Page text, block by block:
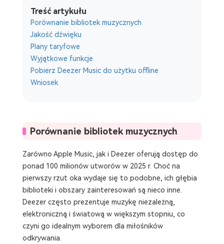
Treść artykułu
Porównanie bibliotek muzycznych
Jakość dźwięku
Plany taryfowe
Wyjątkowe funkcje
Pobierz Deezer Music do użytku offline
Wniosek
Porównanie bibliotek muzycznych
Zarówno Apple Music, jak i Deezer oferują dostęp do
ponad 100 milionów utworów w 2025 r. Choć na
pierwszy rzut oka wydaje się to podobne, ich głębia
biblioteki i obszary zainteresowań są nieco inne.
Deezer często prezentuje muzykę niezależną,
elektroniczną i światową w większym stopniu, co
czyni go idealnym wyborem dla miłośników
odkrywania.